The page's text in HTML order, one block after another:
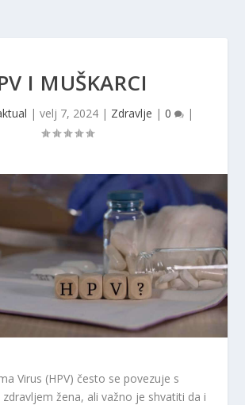
I MUŠKARCI
| velj 7, 2024 | Zdravlje | 0 |
Virus (HPV) često se povezuje s
žena, ali važno je shvatiti da i